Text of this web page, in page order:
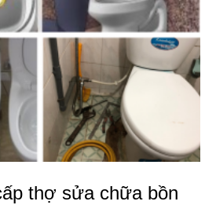
thợ sửa chữa bồn